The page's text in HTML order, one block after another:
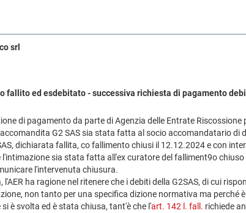
srl
fallito ed esdebitato - successiva richiesta di pagamento
di pagamento da parte di Agenzia delle Entrate
G2 SAS sia stata fatta al socio accomandatario di
dichiarata fallita, co fallimento chiusi il 12.12.2024 e con
l'intimazione sia stata fatta all'ex curatore del falliment9o chiuso
l'intervenuta chiusura.
ha ragione nel ritenere che i debiti della G2SAS, di cui
non tanto per una specifica dizione normativa ma perché
è svolta ed è stata chiusa, tant'è che l'art. 142 l. fall. richiede